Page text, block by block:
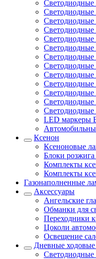
LED маркеры
Ксенон
Ксеноновые
Блоки розжига
Комплекты
Комплекты
Газонаполненные
Аксессуары
Ангельские
Обманки для
Переходники
Цоколи
Освещение
Дневные ходовые
Светодиодные